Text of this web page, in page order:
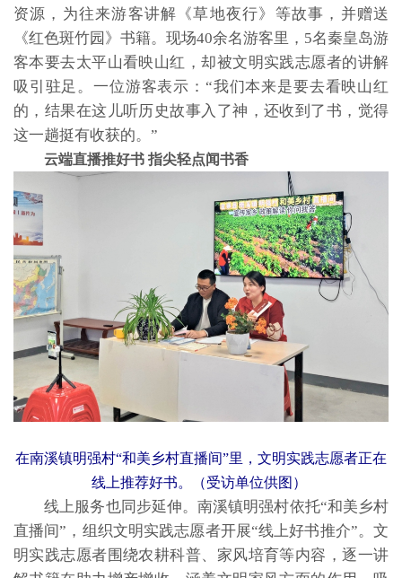
资源，为往来游客讲解《草地夜行》等故事，并赠送
《红色斑竹园》书籍。现场40余名游客里，5名秦皇岛游
客本要去太平山看映山红，却被文明实践志愿者的讲解
吸引驻足。一位游客表示：“我们本来是要去看映山红
的，结果在这儿听历史故事入了神，还收到了书，觉得
这一趟挺有收获的。”
云端直播推好书 指尖轻点闻书香
在南溪镇明强村“和美乡村直播间”里，文明实践志愿者正在
线上推荐好书。（受访单位供图）
线上服务也同步延伸。南溪镇明强村依托“和美乡村
直播间”，组织文明实践志愿者开展“线上好书推介”。文
明实践志愿者围绕农耕科普、家风培育等内容，逐一讲